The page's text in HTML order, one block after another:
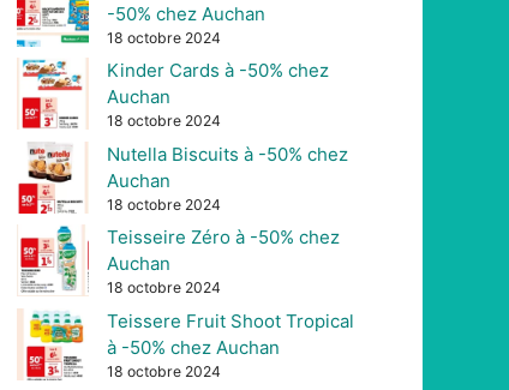
-50% chez Auchan
18 octobre 2024
Kinder Cards à -50% chez
Auchan
18 octobre 2024
Nutella Biscuits à -50% chez
Auchan
18 octobre 2024
Teisseire Zéro à -50% chez
Auchan
18 octobre 2024
Teissere Fruit Shoot Tropical
à -50% chez Auchan
18 octobre 2024